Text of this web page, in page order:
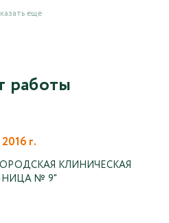
еще
работы
2016 г.
КЛИНИЧЕСКАЯ
№ 9"